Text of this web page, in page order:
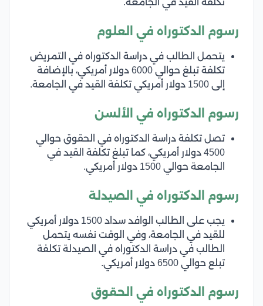
تكلفة القيد في الجامعة.
رسوم الدكتوراه في العلوم
يتحمل الطالب في دراسة الدكتوراه في التمريض
تكلفة تبلغ حوالي 6000 دولار أمريكي، بالإضافة
إلى 1500 دولار أمريكي تكلفة القيد في الجامعة.
رسوم الدكتوراه في الألسن
تصل تكلفة دراسة الدكتوراه في الحقوق حوالي
4500 دولار أمريكي، كما تبلغ تكلفة القيد في
الجامعة حوالي 1500 دولار أمريكي.
رسوم الدكتوراه في الصيدلة
يجب على الطالب الوافد سداد 1500 دولار أمريكي
للقيد في الجامعة، وفي الوقت نفسه يتحمل
الطالب في دراسة الدكتوراه في الصيدلة تكلفة
تبلع حوالي 6500 دولار أمريكي.
رسوم الدكتوراه في الحقوق